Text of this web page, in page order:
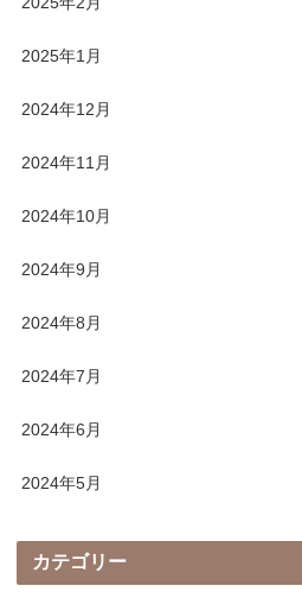
2025年1月
2024年12月
2024年11月
2024年10月
2024年9月
2024年8月
2024年7月
2024年6月
2024年5月
カテゴリー